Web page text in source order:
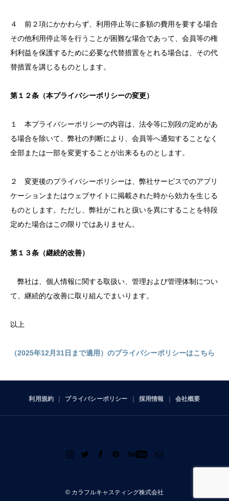
４ 前２項にかかわらず、利用停止等に多額の費用を要する場合
その他利用停止等を行うことが困難な場合であって、会員等の権
利利益を保護するために必要な代替措置をとれる場合は、その代
替措置を講じるものとします。
第１２条（本プライバシーポリシーの変更）
１ 本プライバシーポリシーの内容は、法令等に別段の定めがあ
る場合を除いて、弊社の判断により、会員等へ通知することなく
全部または一部を変更することが出来るものとします。
２ 変更後のプライバシーポリシーは、弊社サービスでのアプリ
ケーションまたはウェブサイトに掲載された時から効力を生じる
ものとします。ただし、弊社がこれと扱いを異にすることを特段
定めた場合はこの限りではありません。
第１３条（継続的改善）
弊社は、個人情報に関する取扱い、管理および管理体制につい
て、継続的な改善に取り組んでまいります。
以上
（2025年12月31日まで適用）のプライバシーポリシーはこちら
利用規約 プライバシーポリシー 採用情報 会社概要
© カラフルキャスティング株式会社